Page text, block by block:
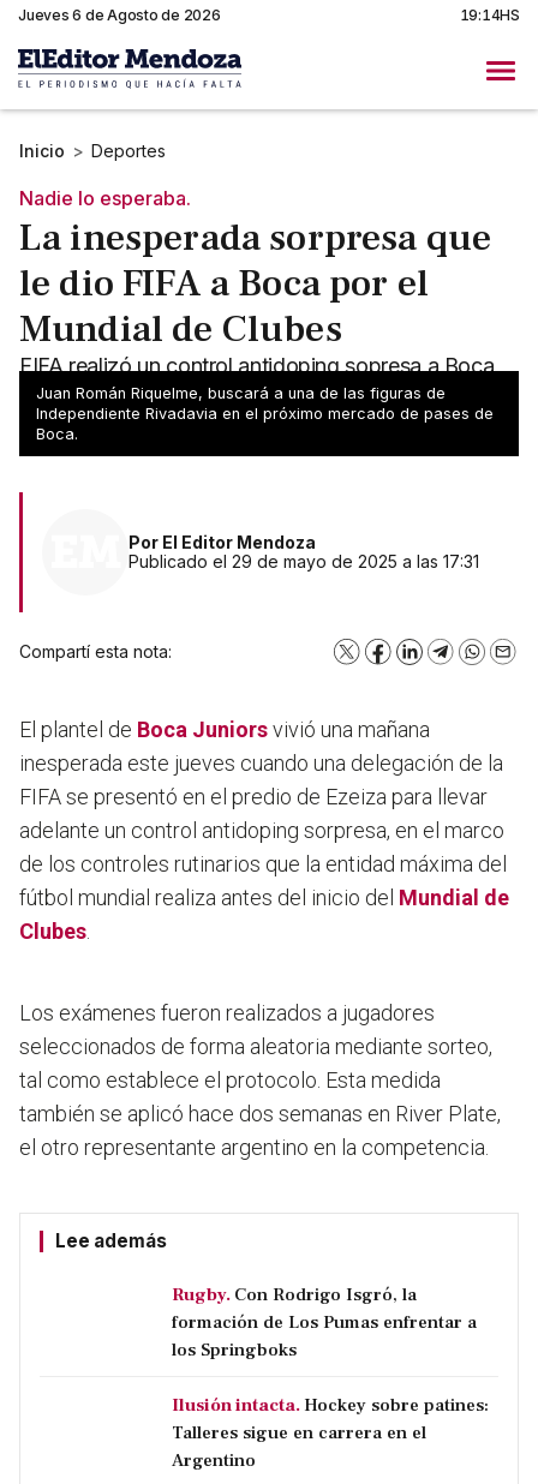
Jueves 6 de Agosto de 2026 19:14HS
Inicio > Deportes
Nadie lo esperaba.
La inesperada sorpresa que
le dio FIFA a Boca por el
Mundial de Clubes
FIFA realizó un control antidoping sopresa a Boca
este jueves por la mañana a menos de dos semanas
del Mundial de Clubes.
Juan Román Riquelme, buscará a una de las figuras de
Independiente Rivadavia en el próximo mercado de pases de
Boca.
Por El Editor Mendoza
Publicado el 29 de mayo de 2025 a las 17:31
Compartí esta nota: X Facebook
LinkedInTelegram
El plantel de Boca Juniorsvivió una mañana
inesperada este jueves cuando una delegación de la
FIFA se presentó en el predio de Ezeiza para llevar
adelante un control antidoping sorpresa, en el marco
de los controles rutinarios que la entidad máxima del
fútbol mundial realiza antes del inicio del Mundial de
Clubes
Los exámenes fueron realizados a jugadores
seleccionados de forma aleatoria mediante sorteo,
tal como establece el protocolo. Esta medida
también se aplicó hace dos semanas en River Plate,
el otro representante argentino en la competencia.
Lee además
Rugby. Con Rodrigo Isgró, la
formación de Los Pumas enfrentar a
los Springboks
Ilusión intacta. Hockey sobre patines:
Talleres sigue en carrera en el
Argentino